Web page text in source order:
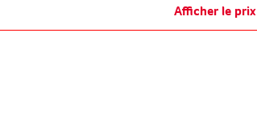
Afficher le prix